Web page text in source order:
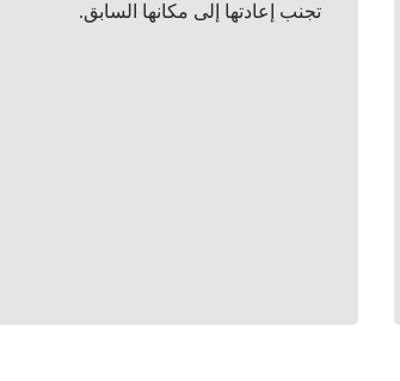
تجنب إعادتها إلى مكانها السابق.